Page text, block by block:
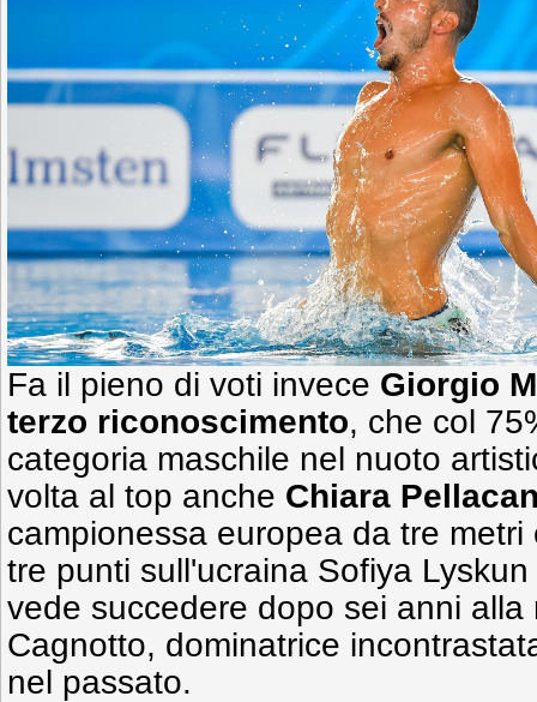
Fa il pieno di voti invece Giorgio
terzo riconoscimento, che col
categoria maschile nel nuoto
volta al top anche Chiara
campionessa europea da tre
tre punti sull'ucraina Sofiya
vede succedere dopo sei anni alla
Cagnotto, dominatrice
nel passato.